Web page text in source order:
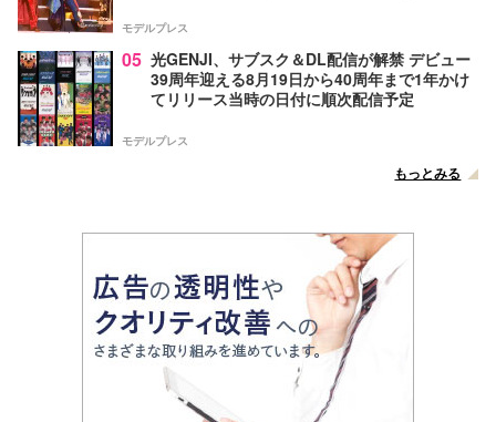
モデルプレス
05 光GENJI、サブスク＆DL配信が解禁 デビュー
39周年迎える8月19日から40周年まで1年かけ
てリリース当時の日付に順次配信予定
モデルプレス
もっとみる